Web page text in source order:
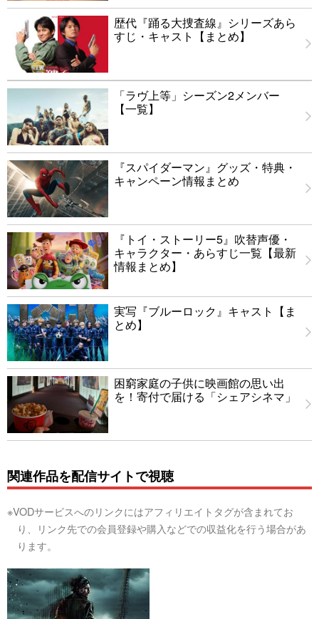
歴代『踊る大捜査線』シリーズあら
すじ・キャスト【まとめ】
「ラヴ上等」シーズン2メンバー
【一覧】
『スパイダーマン』グッズ・特典・
キャンペーン情報まとめ
『トイ・ストーリー5』吹替声優・
キャラクター・あらすじ一覧【最新
情報まとめ】
実写『ブルーロック』キャスト【ま
とめ】
困窮家庭の子供に映画館の思い出
を！寄付で届ける「シェアシネマ」
関連作品を配信サイトで視聴
※VODサービスへのリンクにはアフィリエイトタグが含まれてお
り、リンク先での会員登録や購入などでの収益化を行う場合があ
ります。